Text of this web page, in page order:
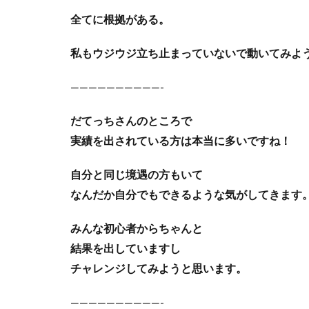
全てに根拠がある。
私もウジウジ立ち止まっていないで動いてみよ
——————————-
だてっちさんのところで
実績を出されている方は本当に多いですね！
自分と同じ境遇の方もいて
なんだか自分でもできるような気がしてきます。
みんな初心者からちゃんと
結果を出していますし
チャレンジしてみようと思います。
——————————-